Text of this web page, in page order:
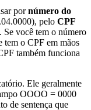
pornúmero do
pelo CPF
. Se você tem o número
tem o CPF em mãos
também funciona
Ele geralmente
OOOO = 0000
de sentença que